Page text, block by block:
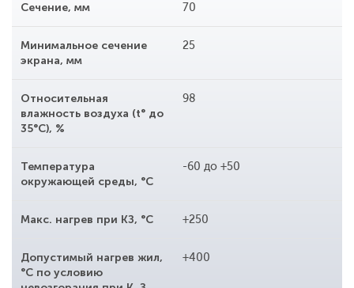
Сечение, мм 70
Минимальное сечение
экрана, мм
25
Относительная
влажность воздуха (t° до
35°С), %
98
Температура
окружающей среды, °С
-60 до +50
Макс. нагрев при КЗ, °С +250
Допустимый нагрев жил,
°С по условию
+400